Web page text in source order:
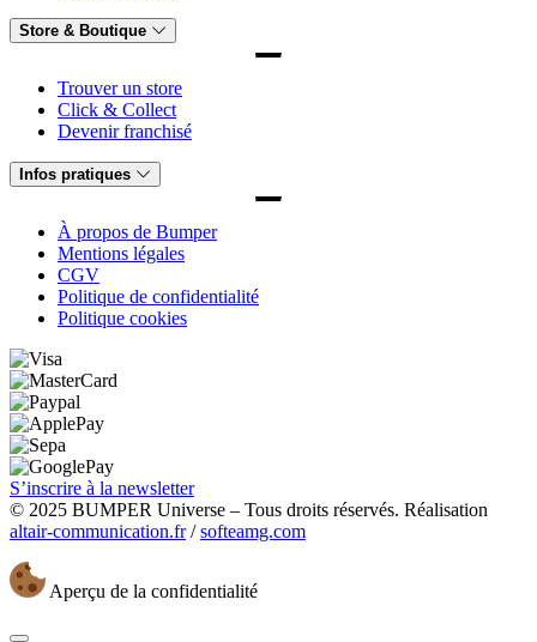
Store & Boutique
Trouver un store
Click & Collect
Devenir franchisé
Infos pratiques
À propos de Bumper
Mentions légales
CGV
Politique de confidentialité
Politique cookies
S’inscrire à la newsletter
© 2025 BUMPER Universe – Tous droits réservés. Réalisation
altair-communication.fr/softeamg.com
Aperçu de la confidentialité